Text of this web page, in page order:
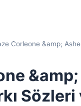
Corleone &amp;